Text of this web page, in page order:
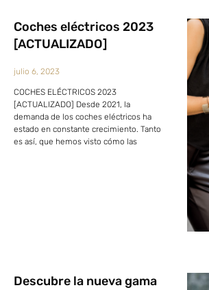
Coches eléctricos 2023
[ACTUALIZADO]
julio 6, 2023
COCHES ELÉCTRICOS 2023
[ACTUALIZADO] Desde 2021, la
demanda de los coches eléctricos ha
estado en constante crecimiento. Tanto
es así, que hemos visto cómo las
Descubre la nueva gama